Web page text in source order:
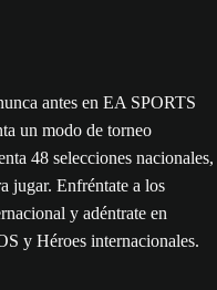
antes en EA SPORTS
un modo de torneo
48 selecciones nacionales,
jugar. Enfréntate a los
y adéntrate en
y Héroes internacionales.